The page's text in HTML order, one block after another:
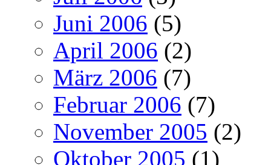
Juni 2006 (5)
April 2006 (2)
März 2006 (7)
Februar 2006 (7)
November 2005 (2)
Oktober 2005 (1)